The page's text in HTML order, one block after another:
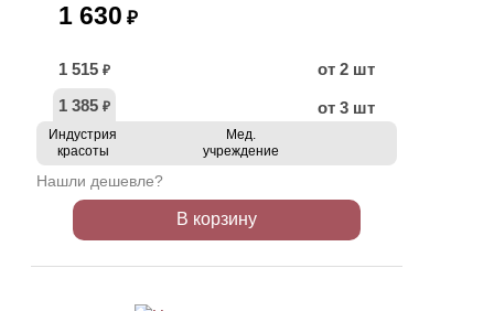
1 630 ₽
1 515 ₽
от 2 шт
1 385 ₽ от 3 шт
Индустрия
красоты
Мед.
учреждение
Нашли дешевле?
В корзину